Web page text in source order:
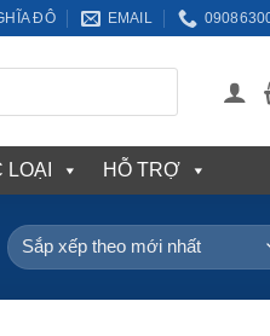
ĐÔ EMAIL
HỖ TRỢ